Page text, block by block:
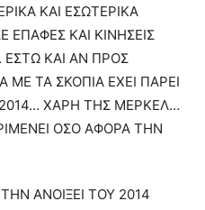
ΚΑΙ ΕΣΩΤΕΡΙΚΑ
ΚΑΙ ΚΙΝΗΣΕΙΣ
ΚΑΙ ΑΝ ΠΡΟΣ
ΤΑ ΣΚΟΠΙΑ ΕΧΕΙ ΠΑΡΕΙ
ΧΑΡΗ ΤΗΣ ΜΕΡΚΕΛ…
ΟΣΟ ΑΦΟΡΑ ΤΗΝ
ΑΝΟΙΞΕΙ ΤΟΥ 2014